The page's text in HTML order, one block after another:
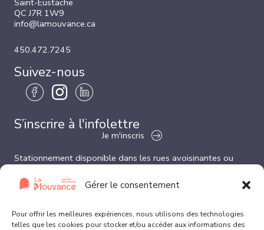
Gérer le consentement
Pour offrir les meilleures expériences, nous utilisons des technologies
telles que les cookies pour stocker et/ou accéder aux informations des
Saint-Eustache
QC J7R 1W9
info@lamouvance.ca
450.472.7245
Suivez-nous
S’inscrire à l'infolettre
Je m'inscris
Stationnement disponible dans les rues avoisinantes ou
Veuillez nous aviser si vous désirez une place réservée pour
les gens à mobilité réduite.
Liens utiles